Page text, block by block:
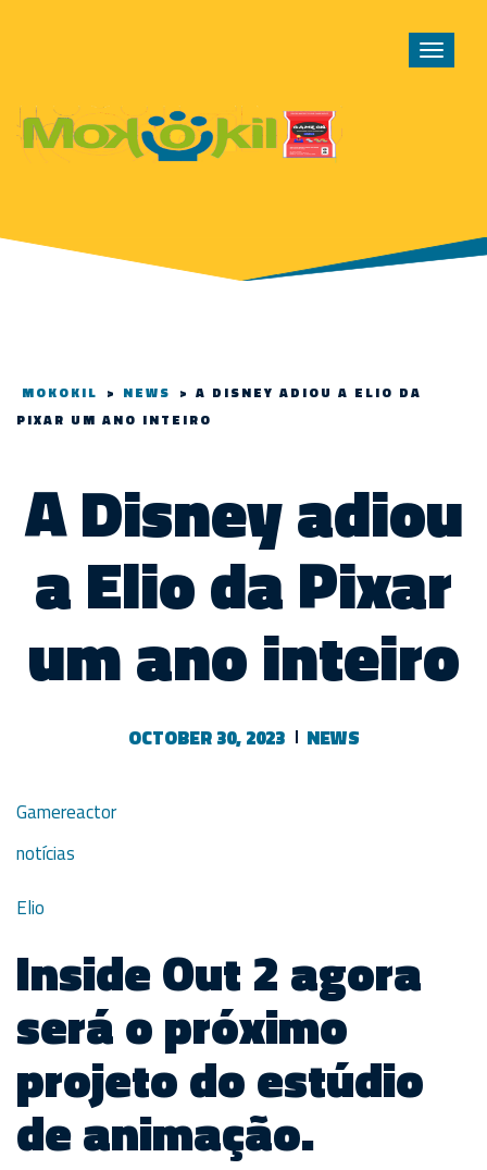
Toggle
MOKOKIL > NEWS > A DISNEY ADIOU A ELIO DA
PIXAR UM ANO INTEIRO
A Disney adiou
a Elio da Pixar
um ano inteiro
OCTOBER 30, 2023 NEWS
Gamereactor
notícias
Elio
Inside Out 2 agora
será o próximo
projeto do estúdio
de animação.